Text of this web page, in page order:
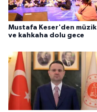
Mustafa Keser'den müzik
ve kahkaha dolu gece